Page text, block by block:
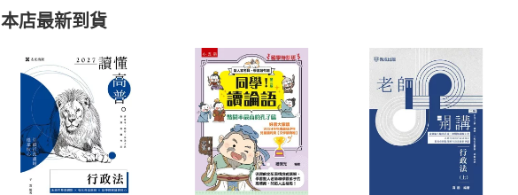
付款方式
ATM轉帳、信用卡、LINE PAY、AFTEE
退換貨規範
本店是否提供消費者保護法七日猶
本店最新到貨